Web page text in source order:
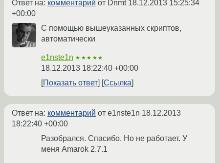
Ответ на: комментарий от Dnmt 18.12.2013 15:25:34
+00:00
С помощью вышеуказанных скриптов,
автоматически
e1nste1n ★★★★★
18.12.2013 18:22:40 +00:00
Показать ответ
Ссылка
Ответ на: комментарий от e1nste1n 18.12.2013
18:22:40 +00:00
Разобрался. Спасибо. Но не работает. У
меня Amarok 2.7.1